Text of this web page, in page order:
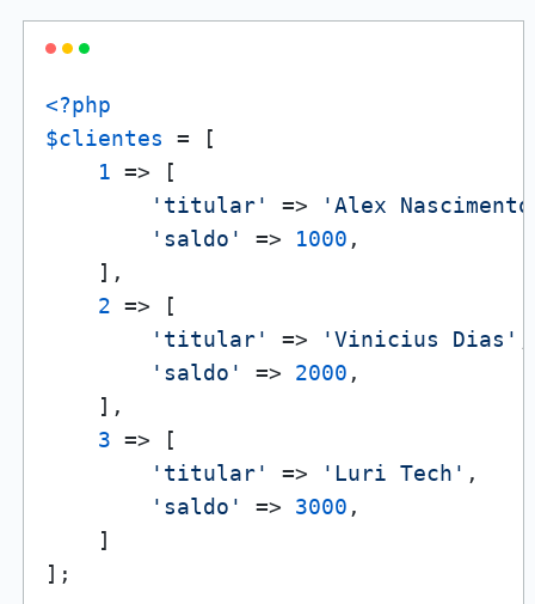
<?php
$clientes = [
1 => [
'titular'
=>
'Alex
'saldo'
=> 1000 ,
    ],
2 => [
'titular'
=> 'Vinicius Dias'
'saldo'
=> 2000 ,
    ],
3 => [
'titular'
=> 'Luri Tech' ,
'saldo'
=> 3000 ,
    ]
];